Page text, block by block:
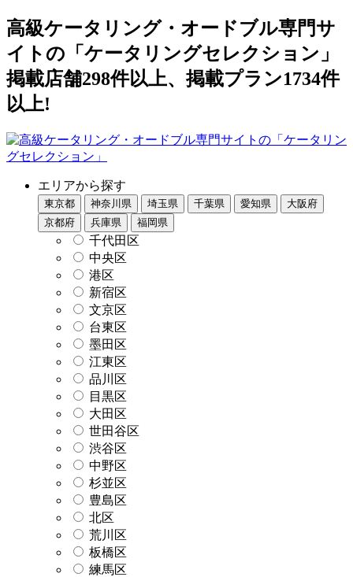
高級ケータリング・オードブル専門サ
イトの「ケータリングセレクション」
掲載店舗298件以上、掲載プラン1734件
以上!
エリアから探す
東京都 神奈川県 埼玉県 千葉県 愛知県
大阪府
京都府
兵庫県 福岡県
千代田区
中央区
港区
新宿区
文京区
台東区
墨田区
江東区
品川区
目黒区
大田区
世田谷区
渋谷区
中野区
杉並区
豊島区
北区
荒川区
板橋区
練馬区